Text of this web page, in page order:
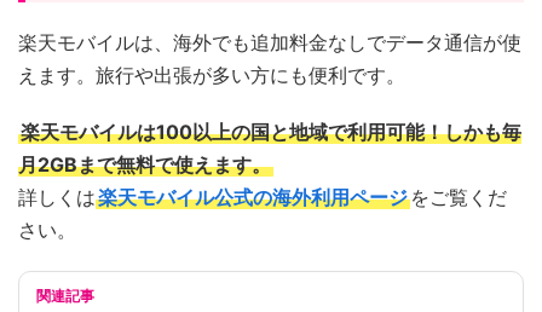
楽天モバイルは、海外でも追加料金なしでデータ通信が使
えます。旅行や出張が多い方にも便利です。
楽天モバイルは100以上の国と地域で利用可能！しかも毎
月2GBまで無料で使えます。
詳しくは楽天モバイル公式の海外利用ページ をご覧くだ
さい。
関連記事